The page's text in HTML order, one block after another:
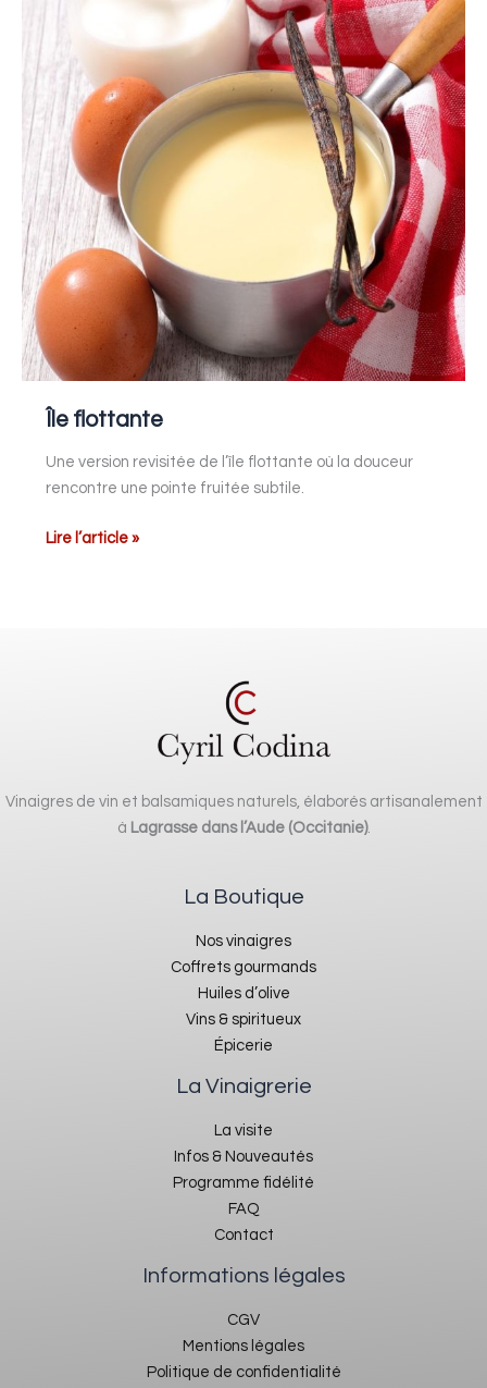
Île flottante
Une version revisitée de l’île flottante où la douceur
rencontre une pointe fruitée subtile.
Lire l’article »
Vinaigres de vin et balsamiques naturels, élaborés artisanalement
à Lagrasse dans l’Aude (Occitanie).
La Boutique
Nos vinaigres
Coffrets gourmands
Huiles d’olive
Vins & spiritueux
Épicerie
La Vinaigrerie
La visite
Infos & Nouveautés
Programme fidélité
FAQ
Contact
Informations légales
CGV
Mentions légales
Politique de confidentialité